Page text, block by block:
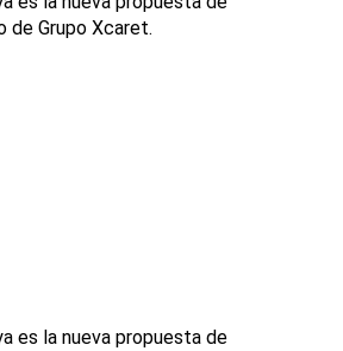
de Grupo Xcaret.
es la nueva propuesta de